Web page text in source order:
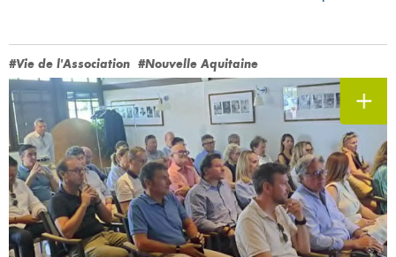
#Vie de l'Association #Nouvelle Aquitaine